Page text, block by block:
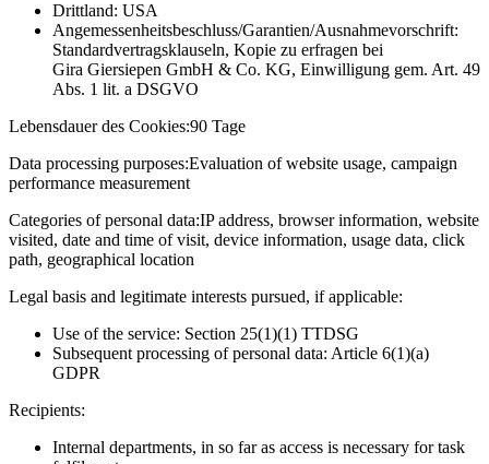
Drittland: USA
Angemessenheitsbeschluss/Garantien/Ausnahmevorschrift:
Standardvertragsklauseln, Kopie zu erfragen bei
Gira Giersiepen GmbH & Co. KG, Einwilligung gem. Art. 49
Abs. 1 lit. a DSGVO
Lebensdauer des Cookies:90 Tage
Data processing purposes:Evaluation of website usage, campaign
performance measurement
Categories of personal data:IP address, browser information, website
visited, date and time of visit, device information, usage data, click
path, geographical location
Legal basis and legitimate interests pursued, if applicable:
Use of the service: Section 25(1)(1) TTDSG
Subsequent processing of personal data: Article 6(1)(a)
GDPR
Recipients:
Internal departments, in so far as access is necessary for task